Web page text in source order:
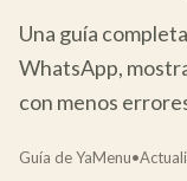
Una guía
WhatsApp,
con menos
Guía de YaMenu•